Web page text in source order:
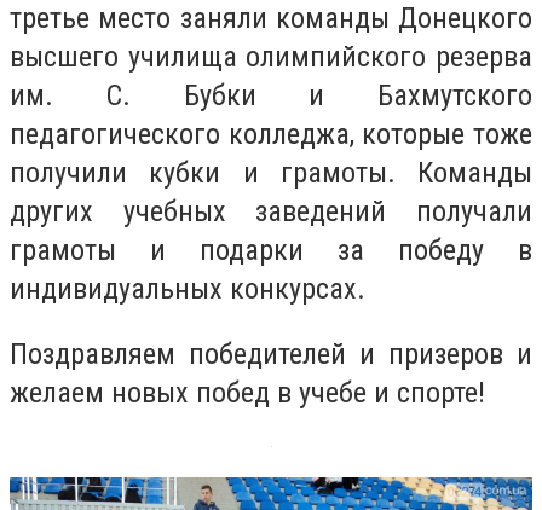
третье место заняли команды Донецкого
высшего училища олимпийского резерва
им. С. Бубки и Бахмутского
педагогического колледжа, которые тоже
получили кубки и грамоты. Команды
других учебных заведений получали
грамоты и подарки за победу в
индивидуальных конкурсах.
Поздравляем победителей и призеров и
желаем новых побед в учебе и спорте!